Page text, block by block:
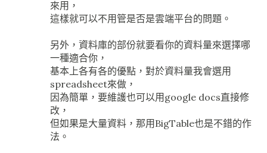
來用，
這樣就可以不用管是否是雲端平台的問題。
另外，資料庫的部份就要看你的資料量來選擇哪
一種適合你，
基本上各有各的優點，對於資料量我會選用
spreadsheet來做，
因為簡單，要維護也可以用google docs直接修
改，
但如果是大量資料，那用BigTable也是不錯的作
法。